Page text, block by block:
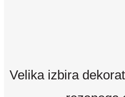
Velika izbira